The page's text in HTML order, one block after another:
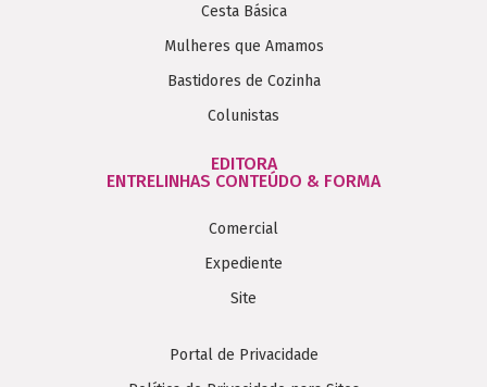
Cesta Básica
Mulheres que Amamos
Bastidores de Cozinha
Colunistas
EDITORA
ENTRELINHAS CONTEÚDO & FORMA
Comercial
Expediente
Site
Portal de Privacidade